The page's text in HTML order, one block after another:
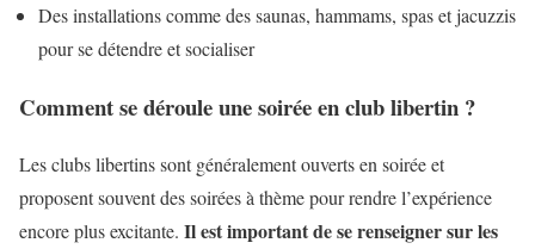
Des installations comme des saunas, hammams, spas et jacuzzis
pour se détendre et socialiser
Comment se déroule une soirée en club libertin ?
Les clubs libertins sont généralement ouverts en soirée et
proposent souvent des soirées à thème pour rendre l’expérience
encore plus excitante. Il est important de se renseigner sur les